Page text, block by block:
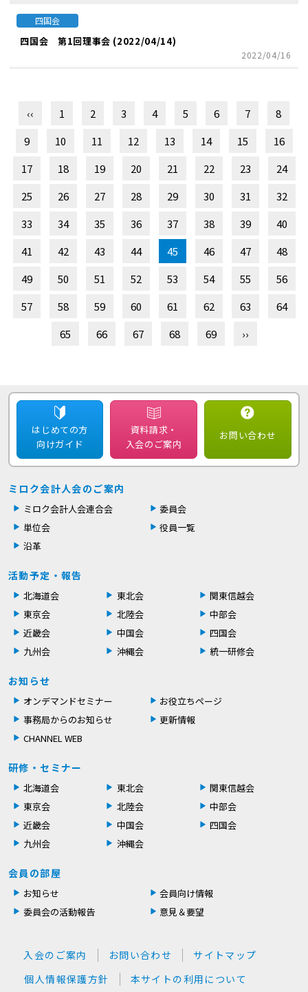
四国会
四国会 第1回理事会 (2022/04/14)
2022/04/16
‹‹ 1 2 3 4 5 6 7
8
9
10 11 12 13 14 15
16
17
18 19 20 21 22 23
24
25
26 27 28 29 30 31
32
33
34 35 36 37 38 39
40
41
42 43 44 45 46 47
48
49
50 51 52 53 54 55
56
57
58 59 60 61 62 63
64
65
66 67 68 69 ››
はじめての方
向けガイド
資料請求・
入会のご案内
お問い合わせ
ミロク会計人会のご案内
ミロク会計人会連合会
委員会
単位会
役員一覧
沿革
活動予定・報告
北海道会 東北会
関東信越会
東京会
北陸会
中部会
近畿会
中国会
四国会
九州会
沖縄会 統一研修会
お知らせ
オンデマンドセミナー
お役立ちページ
事務局からのお知らせ
更新情報
CHANNEL WEB
研修・セミナー
北海道会 東北会
関東信越会
東京会
北陸会
中部会
近畿会
中国会
四国会
九州会
沖縄会
会員の部屋
お知らせ
会員向け情報
委員会の活動報告
意見＆要望
入会のご案内 お問い合わせ
サイトマップ
個人情報保護方針
本サイトの利用について